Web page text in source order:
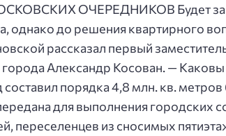
ОЧЕРЕДНИКОВ Будет
однако до решения квартирного
рассказал первый
Александр Косован. —
порядка 4,8 млн. кв. метров
для выполнения городских
из сносимых